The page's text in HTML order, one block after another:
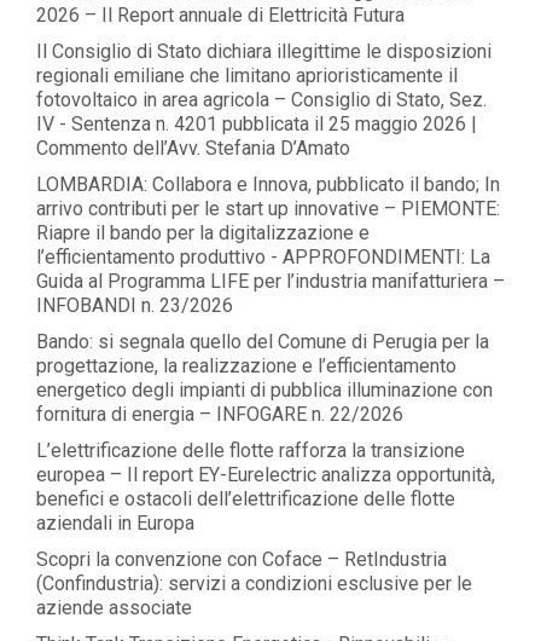
2026 – Il Report annuale di Elettricità Futura
Il Consiglio di Stato dichiara illegittime le disposizioni
regionali emiliane che limitano aprioristicamente il
fotovoltaico in area agricola – Consiglio di Stato, Sez.
IV - Sentenza n. 4201 pubblicata il 25 maggio 2026 |
Commento dell’Avv. Stefania D’Amato
LOMBARDIA: Collabora e Innova, pubblicato il bando; In
arrivo contributi per le start up innovative – PIEMONTE:
Riapre il bando per la digitalizzazione e
l’efficientamento produttivo - APPROFONDIMENTI: La
Guida al Programma LIFE per l’industria manifatturiera –
INFOBANDI n. 23/2026
Bando: si segnala quello del Comune di Perugia per la
progettazione, la realizzazione e l’efficientamento
energetico degli impianti di pubblica illuminazione con
fornitura di energia – INFOGARE n. 22/2026
L’elettrificazione delle flotte rafforza la transizione
europea – Il report EY-Eurelectric analizza opportunità,
benefici e ostacoli dell’elettrificazione delle flotte
aziendali in Europa
Scopri la convenzione con Coface – RetIndustria
(Confindustria): servizi a condizioni esclusive per le
aziende associate